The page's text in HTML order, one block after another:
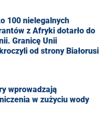
100 nielegalnych
z Afryki dotarło do
Granicę Unii
od strony Białorusi
wprowadzają
w zużyciu wody